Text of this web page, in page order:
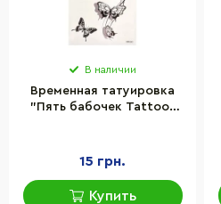
В наличии
Временная татуировка
"Пять бабочек Tattoo"
15 грн.
Купить